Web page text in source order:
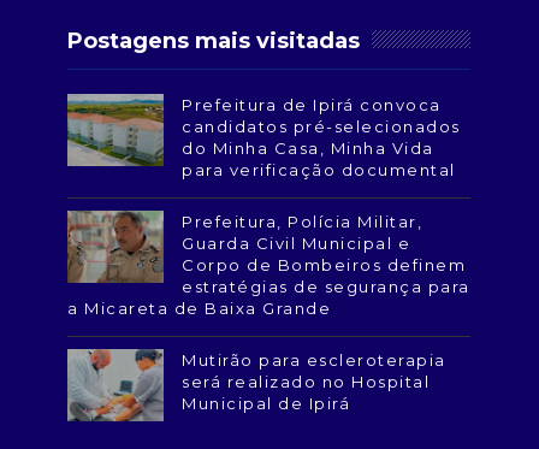
Postagens mais visitadas
Prefeitura de Ipirá convoca
candidatos pré-selecionados
do Minha Casa, Minha Vida
para verificação documental
Prefeitura, Polícia Militar,
Guarda Civil Municipal e
Corpo de Bombeiros definem
estratégias de segurança para
a Micareta de Baixa Grande
Mutirão para escleroterapia
será realizado no Hospital
Municipal de Ipirá